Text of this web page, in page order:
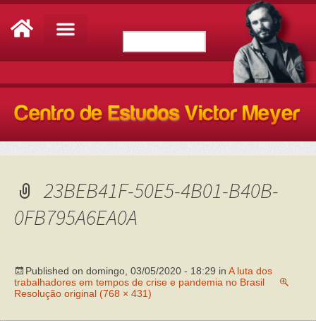
23BEB41F-50E5-4B01-B40B-
0FB795A6EA0A
Published on domingo, 03/05/2020 - 18:29 in A luta dos
trabalhadores em tempos de crise e pandemia no Brasil
Resolução original (768 × 431)